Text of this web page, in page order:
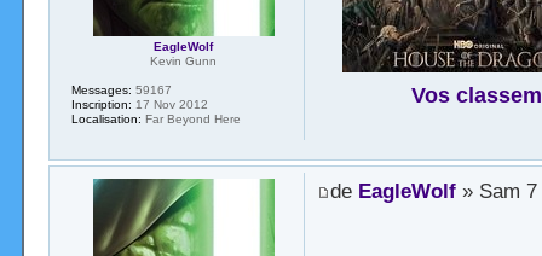
Vos
EagleWolf
Kevin Gunn
Messages: 59167
Inscription: 17 Nov 2012
Localisation: Far Beyond Here
de EagleWolf» Sam 7